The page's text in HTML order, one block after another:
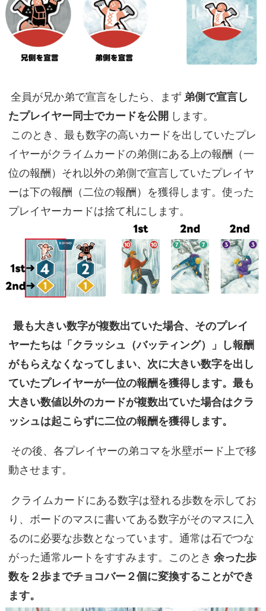
全員が兄か弟で宣言をしたら、まず 弟側で宣言し
たプレイヤー同士でカードを公開 します。
このとき、最も数字の高いカードを出していたプレ
イヤーがクライムカードの弟側にある上の報酬（一
位の報酬）それ以外の弟側で宣言していたプレイヤ
ーは下の報酬（二位の報酬）を獲得します。使った
プレイヤーカードは捨て札にします。
最も大きい数字が複数出ていた場合、そのプレイ
ヤーたちは「クラッシュ（バッティング）」し報酬
がもらえなくなってしまい、次に大きい数字を出し
ていたプレイヤーが一位の報酬を獲得します。最も
大きい数値以外のカードが複数出ていた場合はクラ
ッシュは起こらずに二位の報酬を獲得します。
その後、各プレイヤーの弟コマを氷壁ボード上で移
動させます。
クライムカードにある数字は登れる歩数を示してお
り、ボードのマスに書いてある数字がそのマスに入
るのに必要な歩数となっています。通常は石でつな
がった通常ルートをすすみます。このとき 余った歩
数を２歩までチョコバー２個に変換することができ
ます。